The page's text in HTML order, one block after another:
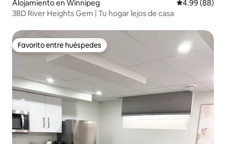
Alojamiento en Winnipeg Calificación
4.99 (88)
3BD River Heights Gem | Tu hogar lejos de casa
Favorito entre huéspedes
Favorito entre huéspedes